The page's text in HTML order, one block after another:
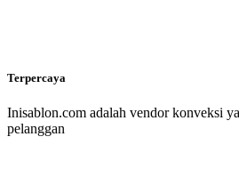
Terpercaya
Inisablon.com adalah vendor konveksi
pelanggan